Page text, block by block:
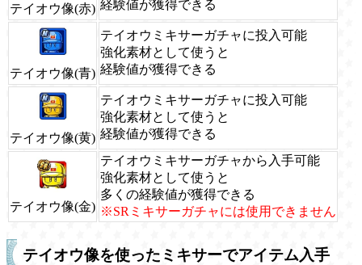
テイオウ像(赤) 経験値が獲得できる
テイオウ像(青)
テイオウミキサーガチャに投入可能
強化素材として使うと
経験値が獲得できる
テイオウ像(黄)
テイオウミキサーガチャに投入可能
強化素材として使うと
経験値が獲得できる
テイオウ像(金)
テイオウミキサーガチャから入手可能
強化素材として使うと
多くの経験値が獲得できる
※SRミキサーガチャには使用できません
テイオウ像を使ったミキサーでアイテム入手